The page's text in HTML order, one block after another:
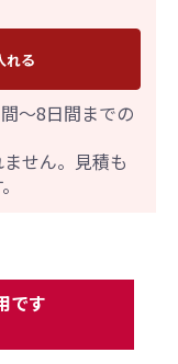
れる
～8日間までの
せん。見積も
です